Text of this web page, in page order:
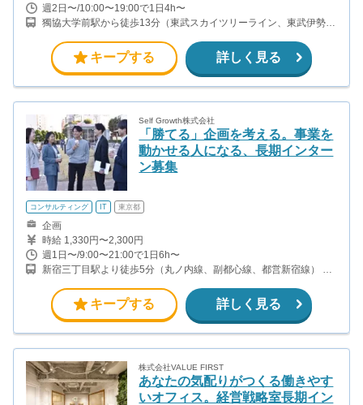
週2日〜/10:00〜19:00で1日4h〜
獨協大学前駅から徒歩13分（東武スカイツリーライン、東武伊勢崎
キープする 詳しく見る
Self Growth株式会社
「勝てる」企画を考える。事業を
動かせる人になる、長期インター
ン募集
コンサルティング IT 東京都
企画
時給 1,330円〜2,300円
週1日〜/9:00〜21:00で1日6h〜
新宿三丁目駅より徒歩5分（丸ノ内線、副都心線、都営新宿線） 新
キープする 詳しく見る
株式会社VALUE FIRST
あなたの気配りがつくる働きやす
いオフィス。経営戦略室長期イン